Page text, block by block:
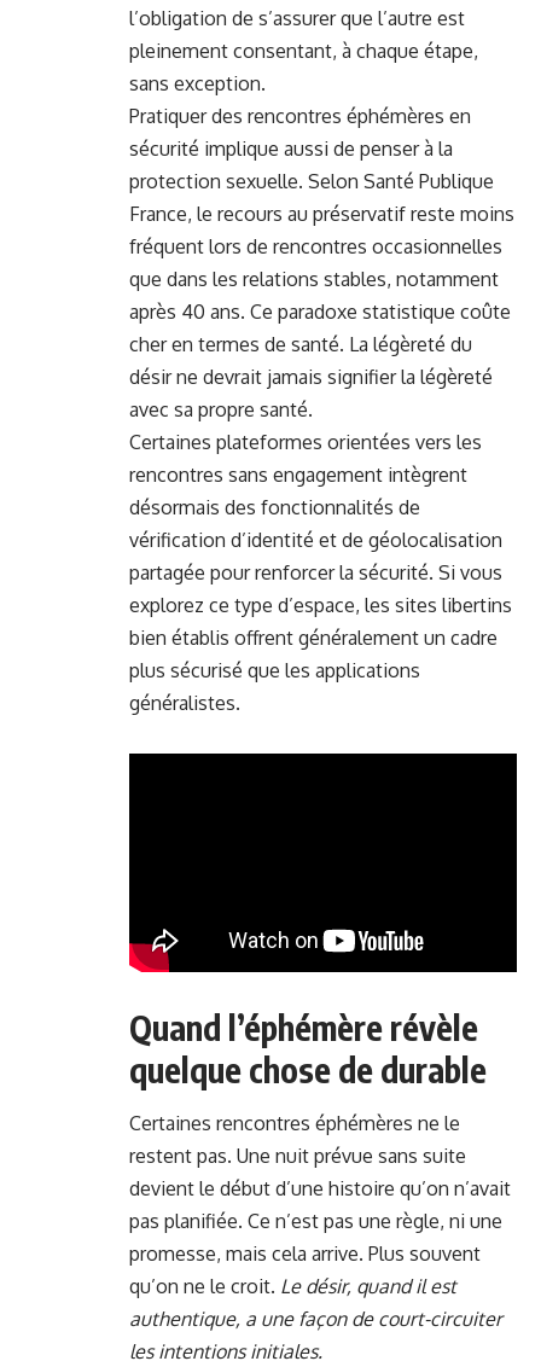
l’obligation de s’assurer que l’autre est
pleinement consentant, à chaque étape,
sans exception.
Pratiquer des rencontres éphémères en
sécurité implique aussi de penser à la
protection sexuelle. Selon Santé Publique
France, le recours au préservatif reste moins
fréquent lors de rencontres occasionnelles
que dans les relations stables, notamment
après 40 ans. Ce paradoxe statistique coûte
cher en termes de santé. La légèreté du
désir ne devrait jamais signifier la légèreté
avec sa propre santé.
Certaines plateformes orientées vers les
rencontres sans engagement intègrent
désormais des fonctionnalités de
vérification d’identité et de géolocalisation
partagée pour renforcer la sécurité. Si vous
explorez ce type d’espace, les sites libertins
bien établis offrent généralement un cadre
plus sécurisé que les applications
généralistes.
Quand l’éphémère révèle
quelque chose de durable
Certaines rencontres éphémères ne le
restent pas. Une nuit prévue sans suite
devient le début d’une histoire qu’on n’avait
pas planifiée. Ce n’est pas une règle, ni une
promesse, mais cela arrive. Plus souvent
qu’on ne le croit. Le désir, quand il est
authentique, a une façon de court-circuiter
les intentions initiales.